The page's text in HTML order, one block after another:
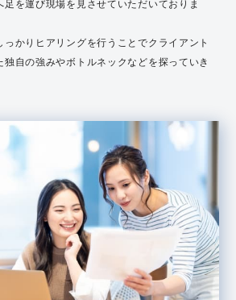
足を運び現場を見させていただいておりま
かりヒアリングを行うことでクライアント
独自の強みやボトルネックなどを探っていき